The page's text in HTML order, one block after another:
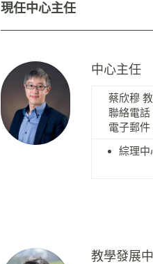
現任中心主任
中心主任
蔡欣穆
聯絡電話
電子郵件
綜理中
教學發展